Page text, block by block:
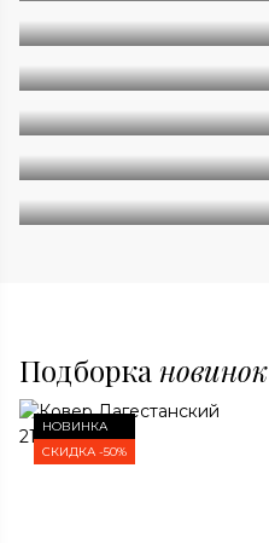
Однотонные
Геометрия
Классические
Современные
Дизайнерские
Подборка новинок
НОВИНКА
СКИДКА -50%